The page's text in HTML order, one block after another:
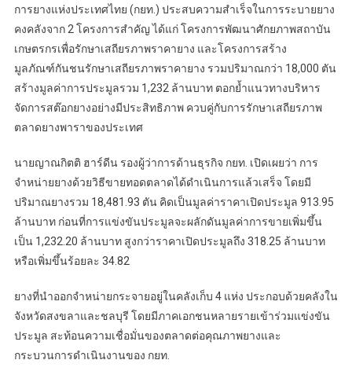
การยางแห่งประเทศไทย (กยท.) ประสบความสำเร็จในการระบายยาง
คงคลังจาก 2 โครงการสำคัญ ได้แก่ โครงการพัฒนาศักยภาพสถาบัน
เกษตรกรเพื่อรักษาเสถียรภาพราคายาง และโครงการสร้าง
มูลภัณฑ์กันชนรักษาเสถียรภาพราคายาง รวมปริมาณกว่า 18,000 ตัน
สร้างมูลค่าการประมูลรวม 1,232 ล้านบาท ตอกย้ำแนวทางบริหาร
จัดการสต๊อกยางอย่างมีประสิทธิภาพ ควบคู่กับการรักษาเสถียรภาพ
ตลาดยางพาราของประเทศ
นายญาณกิตติ ฮาร์ดีน รองผู้ว่าการด้านธุรกิจ กยท. เปิดเผยว่า การ
จำหน่ายยางด้วยวิธีขายทอดตลาดได้ดำเนินการแล้วเสร็จ โดยมี
ปริมาณยางรวม 18,481.93 ตัน คิดเป็นมูลค่าราคาเปิดประมูล 913.95
ล้านบาท ก่อนที่การแข่งขันประมูลจะผลักดันมูลค่าการขายเพิ่มขึ้น
เป็น 1,232.20 ล้านบาท สูงกว่าราคาเปิดประมูลถึง 318.25 ล้านบาท
หรือเพิ่มขึ้นร้อยละ 34.82
ยางที่นำออกจำหน่ายกระจายอยู่ในคลังเก็บ 4 แห่ง ประกอบด้วยคลังใน
จังหวัดสงขลาและชลบุรี โดยมีภาคเอกชนหลายรายเข้าร่วมแข่งขัน
ประมูล สะท้อนความเชื่อมั่นของตลาดต่อคุณภาพยางและ
กระบวนการดำเนินงานของ กยท.